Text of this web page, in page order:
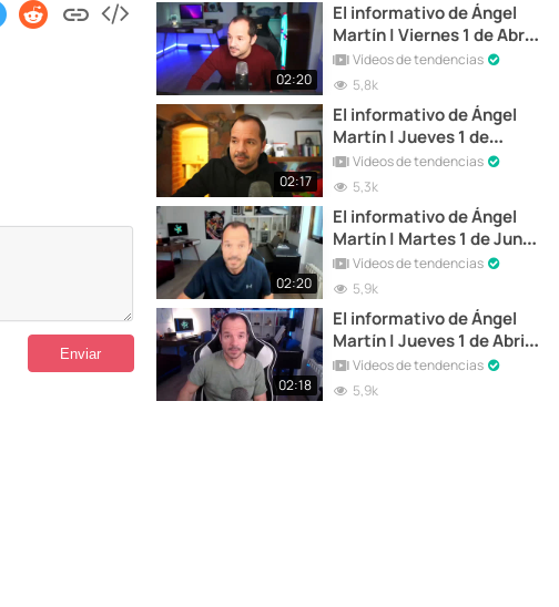
02:20
El informativo de Ángel
Martín | Viernes 1 de Abril
de 2022
Vídeos de tendencias
5,8k
02:17
El informativo de Ángel
Martín | Jueves 1 de
Diciembre de 2022
Vídeos de tendencias
5,3k
02:20
El informativo de Ángel
Martín | Martes 1 de Junio
de 2021
Vídeos de tendencias
5,9k
02:18
El informativo de Ángel
Martín | Jueves 1 de Abril
de 2021
Vídeos de tendencias
5,9k